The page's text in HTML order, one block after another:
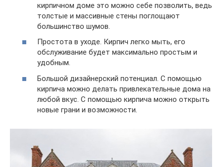
кирпичном доме это можно себе позволить, ведь
толстые и массивные стены поглощают
большинство шумов.
Простота в уходе. Кирпич легко мыть, его
обслуживание будет максимально простым и
удобным.
Большой дизайнерский потенциал. С помощью
кирпича можно делать привлекательные дома на
любой вкус. С помощью кирпича можно открыть
новые грани и возможности.